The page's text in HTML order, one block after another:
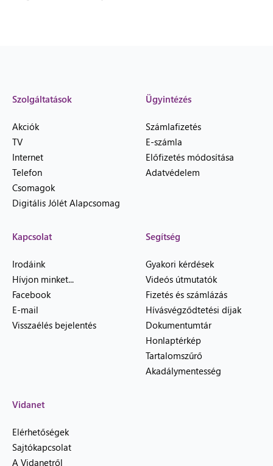
Szolgáltatások
Akciók
TV
Internet
Telefon
Csomagok
Digitális Jólét Alapcsomag
Ügyintézés
Számlafizetés
E-számla
Előfizetés módosítása
Adatvédelem
Kapcsolat
Irodáink
Hívjon minket...
Facebook
E-mail
Visszaélés bejelentés
Segítség
Gyakori kérdések
Videós útmutatók
Fizetés és számlázás
Hívásvégződtetési díjak
Dokumentumtár
Honlaptérkép
Tartalomszűrő
Akadálymentesség
Vidanet
Elérhetőségek
Sajtókapcsolat
A Vidanetről